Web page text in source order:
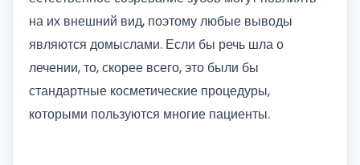
на их внешний вид, поэтому любые выводы
являются домыслами. Если бы речь шла о
лечении, то, скорее всего, это были бы
стандартные косметические процедуры,
которыми пользуются многие пациенты.